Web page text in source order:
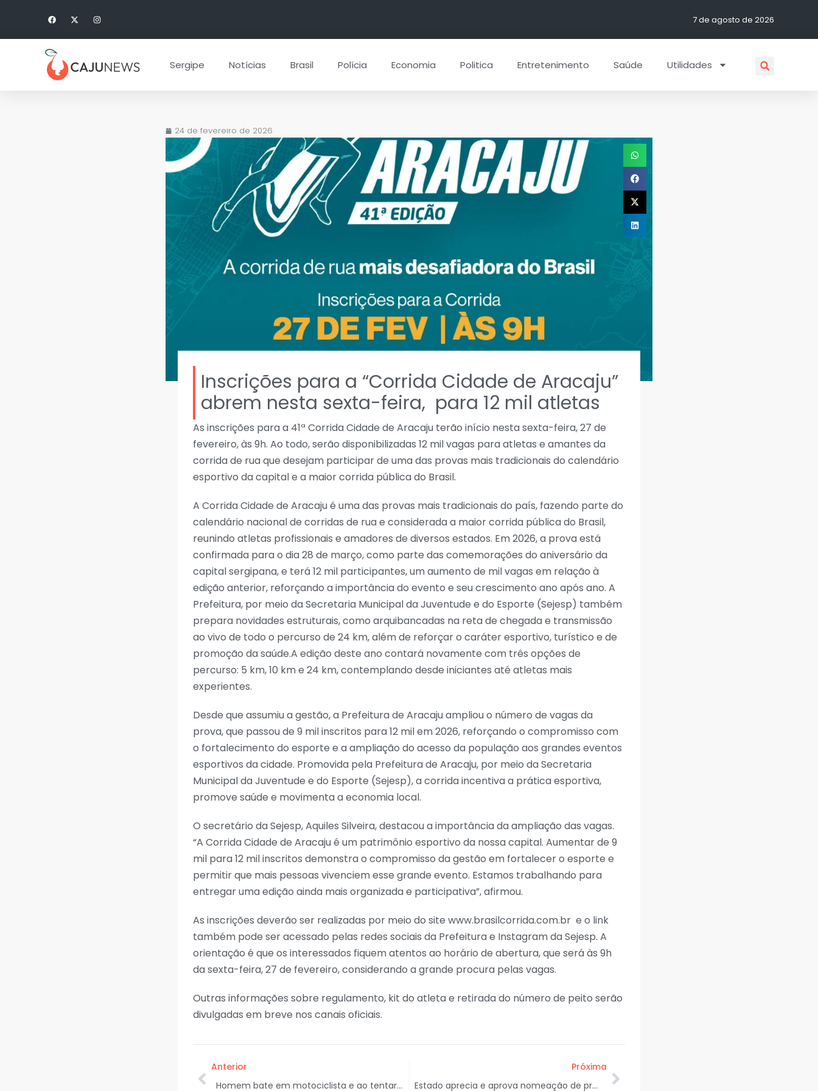
7 de agosto de 2026
Sergipe Notícias Brasil Polícia Economia Politica Entretenimento Saúde Utilidades
24 de fevereiro de 2026
Inscrições para a “Corrida Cidade de Aracaju”
abrem nesta sexta-feira, para 12 mil atletas
As inscrições para a 41ª Corrida Cidade de Aracaju terão início nesta sexta-feira, 27 de
fevereiro, às 9h. Ao todo, serão disponibilizadas 12 mil vagas para atletas e amantes da
corrida de rua que desejam participar de uma das provas mais tradicionais do calendário
esportivo da capital e a maior corrida pública do Brasil.
A Corrida Cidade de Aracaju é uma das provas mais tradicionais do país, fazendo parte do
calendário nacional de corridas de rua e considerada a maior corrida pública do Brasil,
reunindo atletas profissionais e amadores de diversos estados. Em 2026, a prova está
confirmada para o dia 28 de março, como parte das comemorações do aniversário da
capital sergipana, e terá 12 mil participantes, um aumento de mil vagas em relação à
edição anterior, reforçando a importância do evento e seu crescimento ano após ano. A
Prefeitura, por meio da Secretaria Municipal da Juventude e do Esporte (Sejesp) também
prepara novidades estruturais, como arquibancadas na reta de chegada e transmissão
ao vivo de todo o percurso de 24 km, além de reforçar o caráter esportivo, turístico e de
promoção da saúde.A edição deste ano contará novamente com três opções de
percurso: 5 km, 10 km e 24 km, contemplando desde iniciantes até atletas mais
experientes.
Desde que assumiu a gestão, a Prefeitura de Aracaju ampliou o número de vagas da
prova, que passou de 9 mil inscritos para 12 mil em 2026, reforçando o compromisso com
o fortalecimento do esporte e a ampliação do acesso da população aos grandes eventos
esportivos da cidade. Promovida pela Prefeitura de Aracaju, por meio da Secretaria
Municipal da Juventude e do Esporte (Sejesp), a corrida incentiva a prática esportiva,
promove saúde e movimenta a economia local.
O secretário da Sejesp, Aquiles Silveira, destacou a importância da ampliação das vagas.
“A Corrida Cidade de Aracaju é um patrimônio esportivo da nossa capital. Aumentar de 9
mil para 12 mil inscritos demonstra o compromisso da gestão em fortalecer o esporte e
permitir que mais pessoas vivenciem esse grande evento. Estamos trabalhando para
entregar uma edição ainda mais organizada e participativa”, afirmou.
As inscrições deverão ser realizadas por meio do site www.brasilcorrida.com.br e o link
também pode ser acessado pelas redes sociais da Prefeitura e Instagram da Sejesp. A
orientação é que os interessados fiquem atentos ao horário de abertura, que será às 9h
da sexta-feira, 27 de fevereiro, considerando a grande procura pelas vagas.
Outras informações sobre regulamento, kit do atleta e retirada do número de peito serão
divulgadas em breve nos canais oficiais.
Anterior
Homem bate em motociclista e ao tentar fugir atinge muro de condomínio no Bairro Luzia, em Aracaju
Próxima
Estado aprecia e aprova nomeação de procurador-geral do Ministério Público de Contas de Sergipe